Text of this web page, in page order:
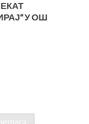
У ОШ